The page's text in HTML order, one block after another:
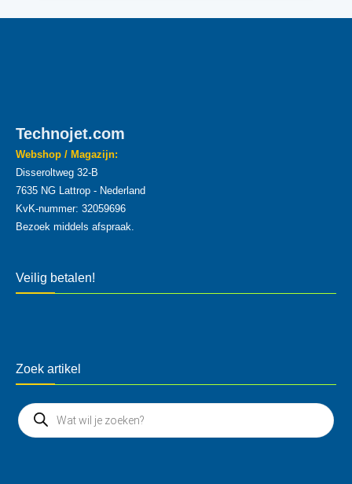
Technojet.com
Webshop / Magazijn:
Disseroltweg 32-B
7635 NG Lattrop - Nederland
KvK-nummer: 32059696
Bezoek middels afspraak.
Veilig betalen!
Zoek artikel